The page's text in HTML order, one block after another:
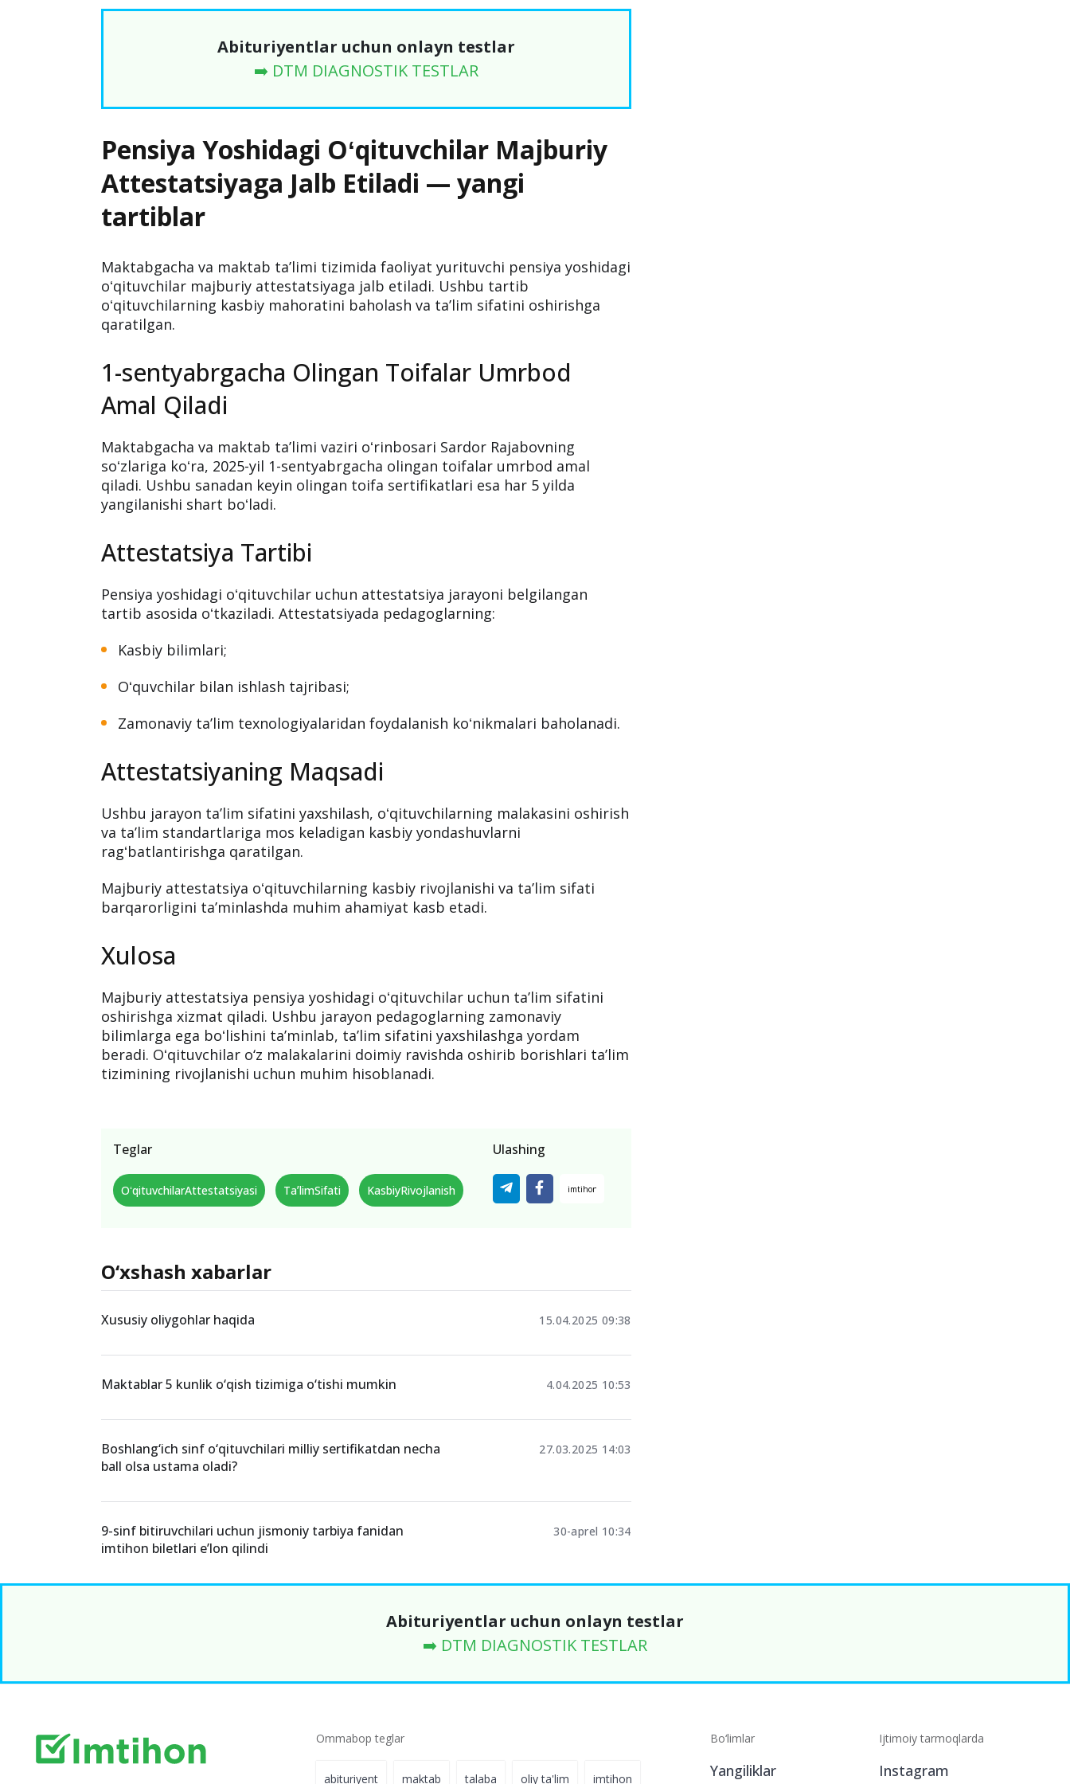
Abituriyentlar uchun onlayn testlar
➡️ DTM DIAGNOSTIK TESTLAR
Pensiya Yoshidagi Oʻqituvchilar Majburiy
Attestatsiyaga Jalb Etiladi — yangi
tartiblar
Maktabgacha va maktab taʼlimi tizimida faoliyat yurituvchi pensiya yoshidagi
oʻqituvchilar majburiy attestatsiyaga jalb etiladi. Ushbu tartib
oʻqituvchilarning kasbiy mahoratini baholash va taʼlim sifatini oshirishga
qaratilgan.
1-sentyabrgacha Olingan Toifalar Umrbod
Amal Qiladi
Maktabgacha va maktab taʼlimi vaziri oʻrinbosari Sardor Rajabovning
soʻzlariga koʻra, 2025-yil 1-sentyabrgacha olingan toifalar umrbod amal
qiladi. Ushbu sanadan keyin olingan toifa sertifikatlari esa har 5 yilda
yangilanishi shart boʻladi.
Attestatsiya Tartibi
Pensiya yoshidagi oʻqituvchilar uchun attestatsiya jarayoni belgilangan
tartib asosida oʻtkaziladi. Attestatsiyada pedagoglarning:
Kasbiy bilimlari;
Oʻquvchilar bilan ishlash tajribasi;
Zamonaviy taʼlim texnologiyalaridan foydalanish koʻnikmalari baholanadi.
Attestatsiyaning Maqsadi
Ushbu jarayon taʼlim sifatini yaxshilash, oʻqituvchilarning malakasini oshirish
va taʼlim standartlariga mos keladigan kasbiy yondashuvlarni
ragʻbatlantirishga qaratilgan.
Majburiy attestatsiya oʻqituvchilarning kasbiy rivojlanishi va taʼlim sifati
barqarorligini taʼminlashda muhim ahamiyat kasb etadi.
Xulosa
Majburiy attestatsiya pensiya yoshidagi oʻqituvchilar uchun taʼlim sifatini
oshirishga xizmat qiladi. Ushbu jarayon pedagoglarning zamonaviy
bilimlarga ega boʻlishini taʼminlab, taʼlim sifatini yaxshilashga yordam
beradi. Oʻqituvchilar o‘z malakalarini doimiy ravishda oshirib borishlari taʼlim
tizimining rivojlanishi uchun muhim hisoblanadi.
Teglar
OʻqituvchilarAttestatsiyasi TaʼlimSifati KasbiyRivojlanish
Ulashing
O‘xshash xabarlar
Xususiy oliygohlar haqida 15.04.2025 09:38
Maktablar 5 kunlik o‘qish tizimiga o‘tishi mumkin 4.04.2025 10:53
Boshlang‘ich sinf o‘qituvchilari milliy sertifikatdan necha
ball olsa ustama oladi?
27.03.2025 14:03
9-sinf bitiruvchilari uchun jismoniy tarbiya fanidan
imtihon biletlari e’lon qilindi
30-aprel 10:34
Abituriyentlar uchun onlayn testlar
➡️ DTM DIAGNOSTIK TESTLAR
Ommabop teglar
abituriyent maktab talaba oliy ta'lim imtihon
Bo‘limlar
Yangiliklar
Ijtimoiy tarmoqlarda
Instagram